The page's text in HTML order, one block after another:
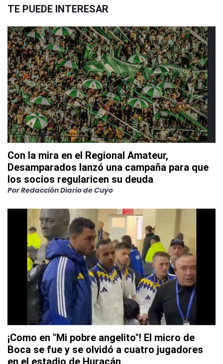
TE PUEDE INTERESAR
Con la mira en el Regional Amateur,
Desamparados lanzó una campaña para que
los socios regularicen su deuda
PorRedacción Diario de Cuyo
¡Como en "Mi pobre angelito"! El micro de
Boca se fue y se olvidó a cuatro jugadores
en el estadio de Huracán